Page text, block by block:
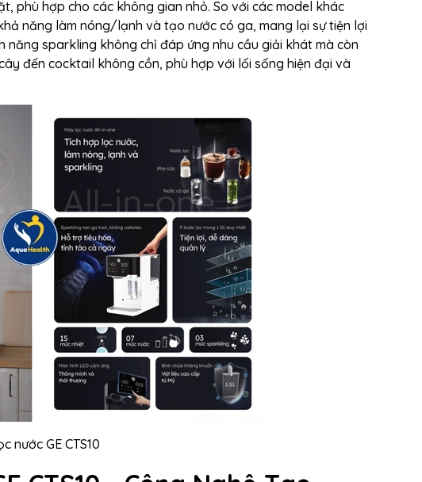
phù hợp cho các không gian nhỏ. So với các model khác
năng làm nóng/lạnh và tạo nước có ga, mang lại sự tiện lợi
năng sparkling không chỉ đáp ứng nhu cầu giải khát mà còn
đến cocktail không cồn, phù hợp với lối sống hiện đại và
nước GE CTS10